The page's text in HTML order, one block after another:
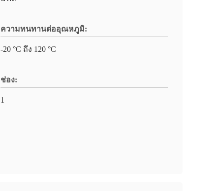
ความทนทานต่ออุณหภูมิ:
-20 °C ถึง 120 °C
ช่อง:
1